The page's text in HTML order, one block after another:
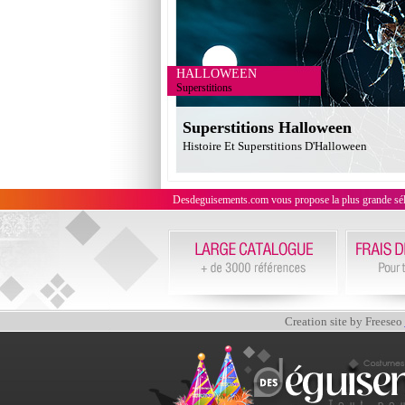
HALLOWEEN
Superstitions
Superstitions Halloween
Histoire Et Superstitions D'Halloween
Desdeguisements.com vous propose la plus grande
Creation site by Freeseo